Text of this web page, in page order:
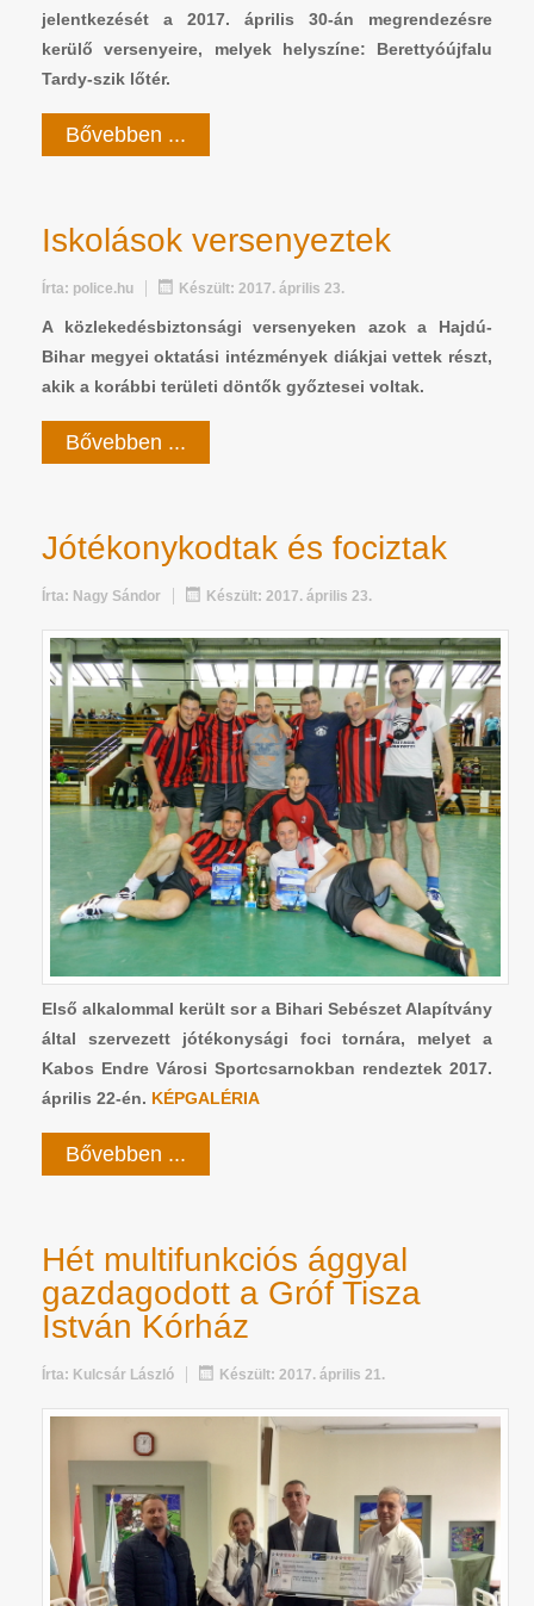
jelentkezését a 2017. április 30-án megrendezésre
kerülő versenyeire, melyek helyszíne: Berettyóújfalu
Tardy-szik lőtér.
Bővebben ...
Iskolások versenyeztek
Írta: police.hu Készült: 2017. április 23.
A közlekedésbiztonsági versenyeken azok a Hajdú-
Bihar megyei oktatási intézmények diákjai vettek részt,
akik a korábbi területi döntők győztesei voltak.
Bővebben ...
Jótékonykodtak és fociztak
Írta: Nagy Sándor Készült: 2017. április 23.
Első alkalommal került sor a Bihari Sebészet Alapítvány
által szervezett jótékonysági foci tornára, melyet a
Kabos Endre Városi Sportcsarnokban rendeztek 2017.
április 22-én. KÉPGALÉRIA
Bővebben ...
Hét multifunkciós ággyal
gazdagodott a Gróf Tisza
István Kórház
Írta: Kulcsár László Készült: 2017. április 21.